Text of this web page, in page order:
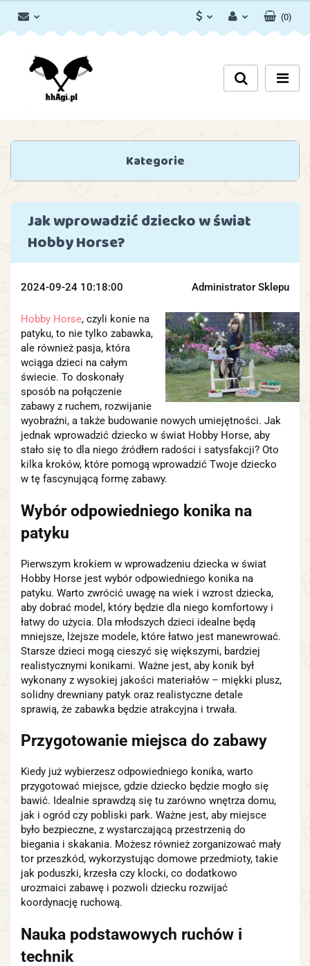
Zarejestruj się
Dodaj zgłoszenie
(0)
Kategorie
Jak wprowadzić dziecko w świat
Hobby Horse?
2024-09-24 10:18:00 Administrator Sklepu
Hobby Horse, czyli konie na
patyku, to nie tylko zabawka,
ale również pasja, która
wciąga dzieci na całym
świecie. To doskonały
sposób na połączenie
zabawy z ruchem, rozwijanie
wyobraźni, a także budowanie nowych umiejętności. Jak
jednak wprowadzić dziecko w świat Hobby Horse, aby
stało się to dla niego źródłem radości i satysfakcji? Oto
kilka kroków, które pomogą wprowadzić Twoje dziecko
w tę fascynującą formę zabawy.
Wybór odpowiedniego konika na
patyku
Pierwszym krokiem w wprowadzeniu dziecka w świat
Hobby Horse jest wybór odpowiedniego konika na
patyku. Warto zwrócić uwagę na wiek i wzrost dziecka,
aby dobrać model, który będzie dla niego komfortowy i
łatwy do użycia. Dla młodszych dzieci idealne będą
mniejsze, lżejsze modele, które łatwo jest manewrować.
Starsze dzieci mogą cieszyć się większymi, bardziej
realistycznymi konikami. Ważne jest, aby konik był
wykonany z wysokiej jakości materiałów – miękki plusz,
solidny drewniany patyk oraz realistyczne detale
sprawią, że zabawka będzie atrakcyjna i trwała.
Przygotowanie miejsca do zabawy
Kiedy już wybierzesz odpowiedniego konika, warto
przygotować miejsce, gdzie dziecko będzie mogło się
bawić. Idealnie sprawdzą się tu zarówno wnętrza domu,
jak i ogród czy pobliski park. Ważne jest, aby miejsce
było bezpieczne, z wystarczającą przestrzenią do
biegania i skakania. Możesz również zorganizować mały
tor przeszkód, wykorzystując domowe przedmioty, takie
jak poduszki, krzesła czy klocki, co dodatkowo
urozmaici zabawę i pozwoli dziecku rozwijać
koordynację ruchową.
Nauka podstawowych ruchów i
technik